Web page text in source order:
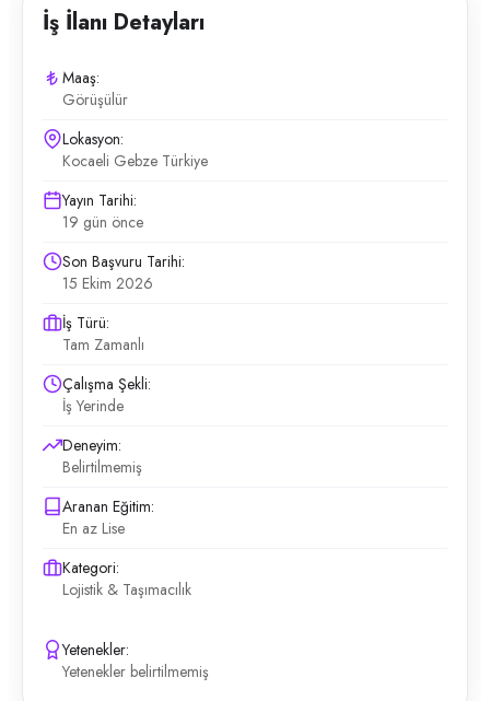
İş İlanı Detayları
Maaş:
Görüşülür
Lokasyon:
Kocaeli Gebze Türkiye
Yayın Tarihi:
19 gün önce
Son Başvuru Tarihi:
15 Ekim 2026
İş Türü:
Tam Zamanlı
Çalışma Şekli:
İş Yerinde
Deneyim:
Belirtilmemiş
Aranan Eğitim:
En az Lise
Kategori:
Lojistik & Taşımacılık
Yetenekler:
Yetenekler belirtilmemiş